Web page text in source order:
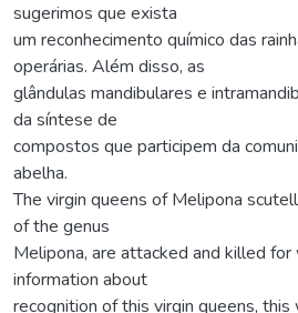
sugerimos que exista
um reconhecimento químico das
operárias. Além disso, as
glândulas mandibulares e
da síntese de
compostos que participem da
abelha.
The virgin queens of Melipona
of the genus
Melipona, are attacked and killed
information about
recognition of this virgin queens,